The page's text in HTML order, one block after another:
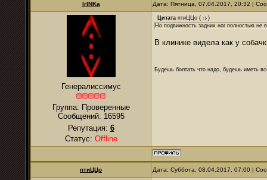
IrINKa Дата: Пятница, 07.04.2017, 20:32 |
Генералиссимус
Группа: Проверенные
Сообщений: 16595
Репутация: 6
Статус: Offline
Цитата птиЦЦо (
)
Но подвижность задних ног полностью не
В клинике видела как у
Будешь болтать что надо, будешь иметь
птиЦЦо Дата: Суббота, 08.04.2017, 07:00 |